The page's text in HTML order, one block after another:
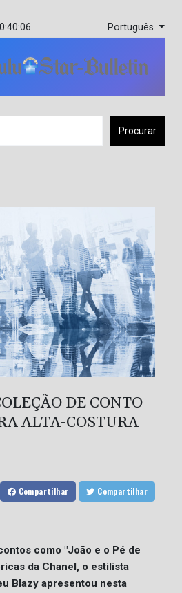
Português
Procurar
DE CONTO
ALTA-COSTURA
Compartilhar Compartilhar
como "João e o Pé de
da Chanel, o estilista
Blazy apresentou nesta